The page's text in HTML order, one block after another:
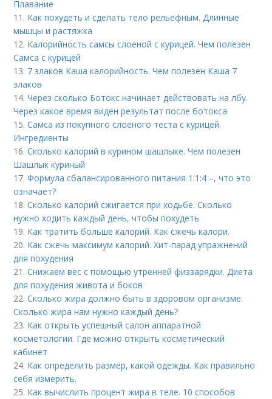
Плавание
11. Как похудеть и сделать тело рельефным. Длинные
мышцы и растяжка
12. Калорийность самсы слоеной с курицей. Чем полезен
Самса с курицей
13. 7 злаков Каша калорийность. Чем полезен Каша 7
злаков
14.Через сколько Ботокс начинает действовать на лбу.
Через какое время виден результат после ботокса
15.Самса из покупного слоеного теста с курицей.
Ингредиенты
16.Сколько калорий в курином шашлыке. Чем полезен
Шашлык куриный
17.Формула сбалансированного питания 1:1:4 –, что это
означает?
18.Сколько калорий сжигается при ходьбе. Сколько
нужно ходить каждый день, чтобы похудеть
19. Как тратить больше калорий. Как сжечь калори.
20. Как сжечь максимум калорий. Хит-парад упражнений
для похудения
21.Снижаем вес с помощью утренней физзарядки. Диета
для похудения живота и боков
22.Сколько жира должно быть в здоровом организме.
Сколько жира нам нужно каждый день?
23. Как открыть успешный салон аппаратной
косметологии. Где можно открыть косметический
кабинет
24. Как определить размер, какой одежды. Как правильно
себя измерить.
25. Как вычислить процент жира в теле. 10 способов